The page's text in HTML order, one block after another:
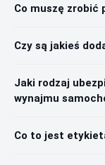
Co muszę zrobić
Czy są jakieś
Jaki rodzaj
wynajmu
Co to jest